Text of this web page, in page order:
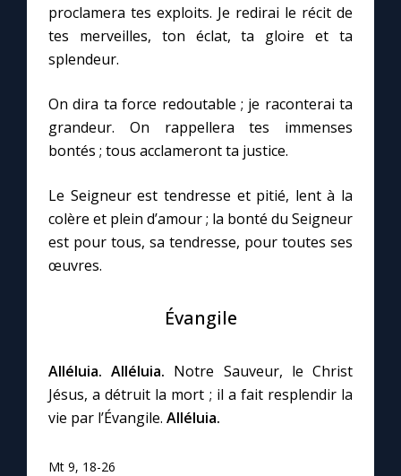
Contact
Faire un don
Marie de Nazareth
proclamera tes exploits. Je redirai le récit de
tes merveilles, ton éclat, ta gloire et ta
splendeur.
On dira ta force redoutable ; je raconterai ta
grandeur. On rappellera tes immenses
bontés ; tous acclameront ta justice.
Le Seigneur est tendresse et pitié, lent à la
colère et plein d’amour ; la bonté du Seigneur
est pour tous, sa tendresse, pour toutes ses
œuvres.
Évangile
Alléluia. Alléluia. Notre Sauveur, le Christ
Jésus, a détruit la mort ; il a fait resplendir la
vie par l’Évangile. Alléluia.
Mt 9, 18-26